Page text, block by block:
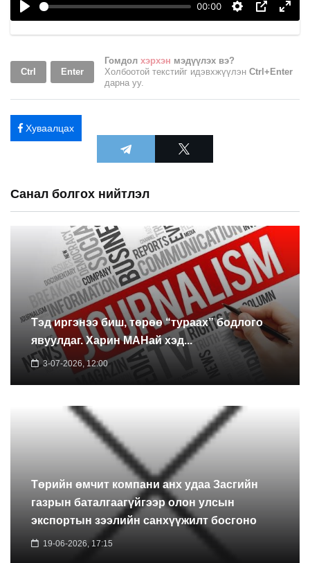
00:00
Ctrl Enter
Гомдол хэрхэн мэдүүлэх вэ?
Холбоотой текстийг идэвхжүүлэн Ctrl+Enter
дарна уу.
Хуваалцах
Санал болгох нийтлэл
Тэд иргэнээ биш, төрөө “тураах” бодлого
явуулдаг. Харин МАНай хэд...
3-07-2026, 12:00
Төрийн өмчит компани анх удаа Засгийн
газрын баталгаагүйгээр олон улсын
экспортын зээлийн санхүүжилт босгоно
19-06-2026, 17:15